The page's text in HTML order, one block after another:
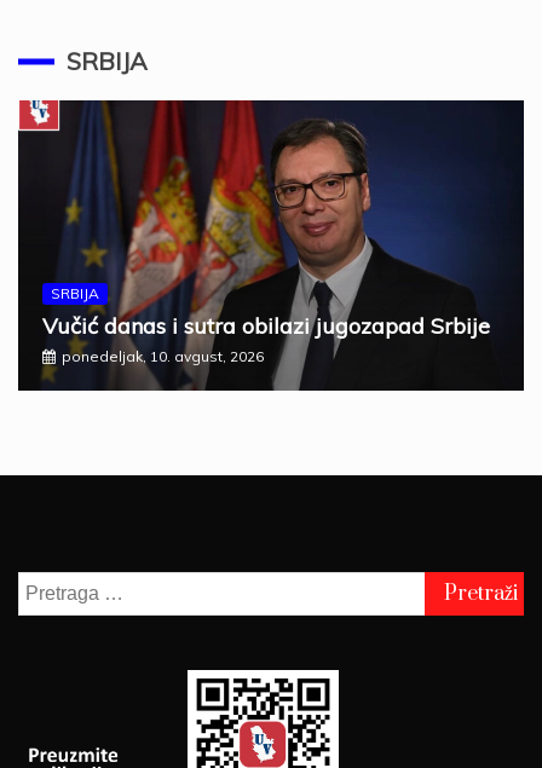
SRBIJA
SRBIJA
Vučić danas i sutra obilazi jugozapad Srbije
ponedeljak, 10. avgust, 2026
Pretraga
za: